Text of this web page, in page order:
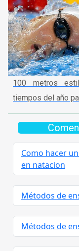
100 metros
tiempos del año
Como hacer
en natacion
Métodos de
Métodos de